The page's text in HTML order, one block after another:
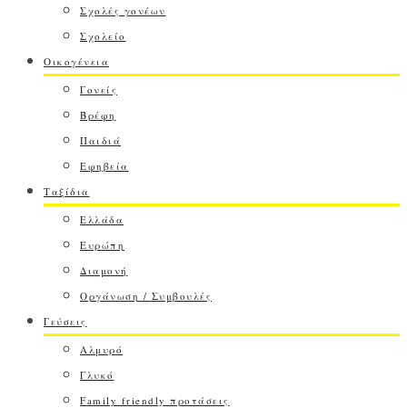
Σχολές γονέων
Σχολείο
Οικογένεια
Γονείς
Βρέφη
Παιδιά
Εφηβεία
Ταξίδια
Ελλάδα
Ευρώπη
Διαμονή
Οργάνωση / Συμβουλές
Γεύσεις
Αλμυρό
Γλυκό
Family friendly προτάσεις